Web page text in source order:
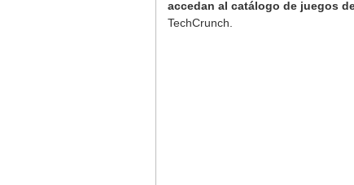
accedan al catálogo de juegos
TechCrunch.